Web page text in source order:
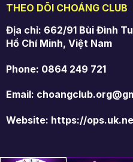
THEO DÕI CHOÁNG CLUB
Địa chỉ: 662/91 Bùi Đình
Hồ Chí Minh, Việt Nam
Phone: 0864 249 721
Email:
Website: https://